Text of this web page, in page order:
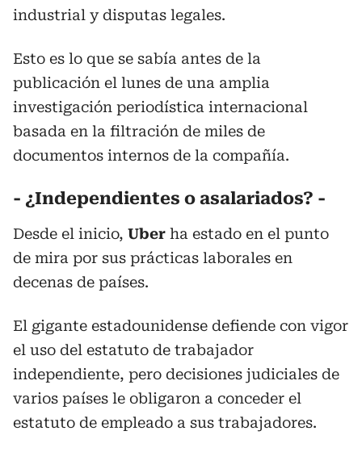
industrial y disputas legales.
Esto es lo que se sabía antes de la
publicación el lunes de una amplia
investigación periodística internacional
basada en la filtración de miles de
documentos internos de la compañía.
- ¿Independientes o asalariados? -
Desde el inicio, Uber ha estado en el punto
de mira por sus prácticas laborales en
decenas de países.
El gigante estadounidense defiende con vigor
el uso del estatuto de trabajador
independiente, pero decisiones judiciales de
varios países le obligaron a conceder el
estatuto de empleado a sus trabajadores.